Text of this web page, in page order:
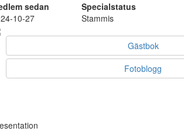
sedan
Specialstatus
10-27
Stammis
Gästbok
Fotoblogg